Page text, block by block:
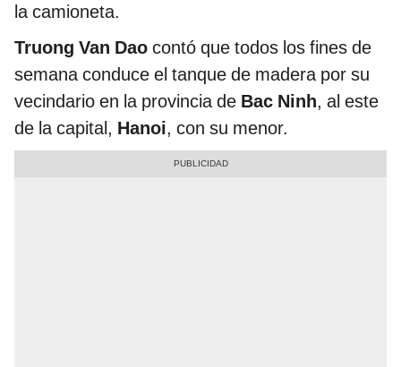
la camioneta.
Truong Van Dao contó que todos los fines de
semana conduce el tanque de madera por su
vecindario en la provincia de Bac Ninh, al este
de la capital, Hanoi, con su menor.